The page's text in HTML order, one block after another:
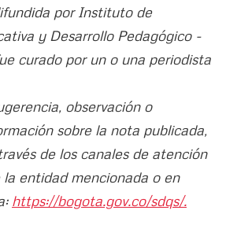
por Instituto de
y Desarrollo Pedagógico -
curado por un o una periodista
observación o
sobre la nota publicada,
de los canales de atención
entidad mencionada o en
https://bogota.gov.co/sdqs/.